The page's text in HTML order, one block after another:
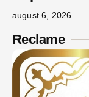
august 6, 2026
Reclame